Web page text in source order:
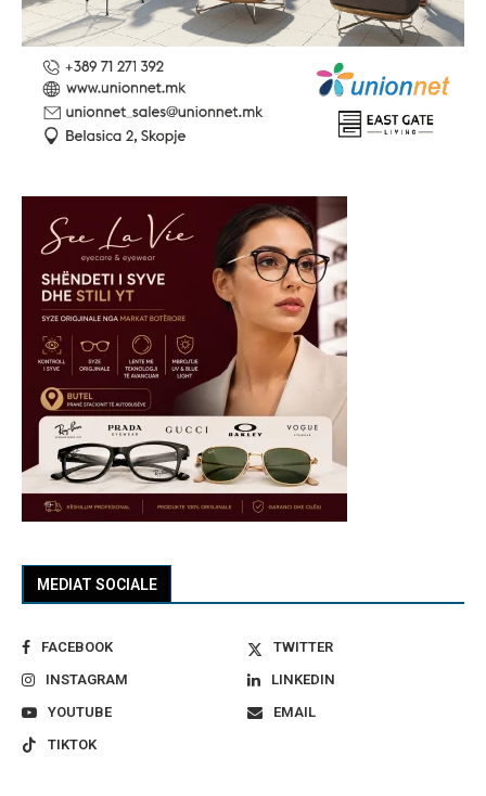
MEDIAT SOCIALE
FACEBOOK
TWITTER
INSTAGRAM
LINKEDIN
YOUTUBE
EMAIL
TIKTOK